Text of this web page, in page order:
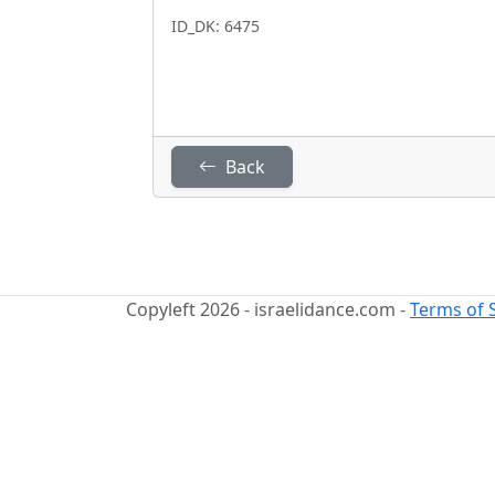
ID_DK: 6475
Back
Copyleft 2026 - israelidance.com -Terms of